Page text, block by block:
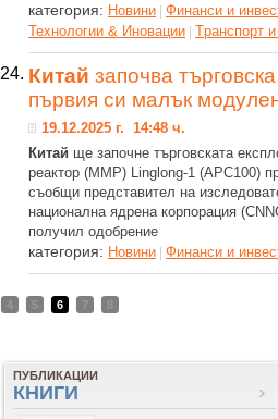
категория: Новини | Финанси и
Технологии & Иновации | Tранспорт
24. Китай започва
първия си малък
19.12.2025 г. 14:48 ч.
Китай ще започне търговската
реактор (ММР) Linglong-1 (APC100)
съобщи представител на
национална ядрена корпорация
получил одобрение
категория: Новини | Финанси и
4 5 6 7 8
ПУБЛИКАЦИИ
КНИГИ